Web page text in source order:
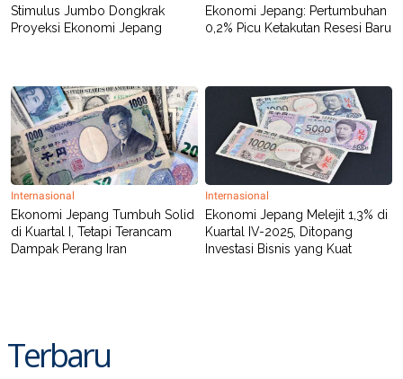
Stimulus Jumbo Dongkrak
Proyeksi Ekonomi Jepang
Ekonomi Jepang: Pertumbuhan
0,2% Picu Ketakutan Resesi Baru
Internasional
Ekonomi Jepang Tumbuh Solid
di Kuartal I, Tetapi Terancam
Dampak Perang Iran
Internasional
Ekonomi Jepang Melejit 1,3% di
Kuartal IV-2025, Ditopang
Investasi Bisnis yang Kuat
Terbaru